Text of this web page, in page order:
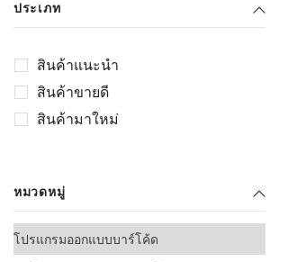
ประเภท
สินค้าแนะนำ
สินค้าขายดี
สินค้ามาใหม่
หมวดหมู่
โปรแกรมออกแบบบาร์โค้ด